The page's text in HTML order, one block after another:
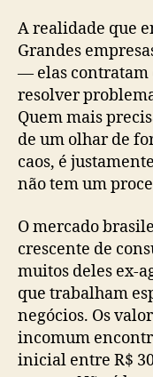
A realidade que
Grandes
— elas contratam
resolver
Quem mais
de um olhar de
caos, é
não tem um
O mercado
crescente de
muitos deles ex-
que trabalham
negócios. Os
incomum
inicial entre R$